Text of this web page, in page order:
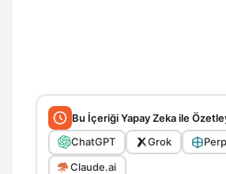
Bu İçeriği Yapay Zeka ile
ChatGPT
Grok
Claude.ai